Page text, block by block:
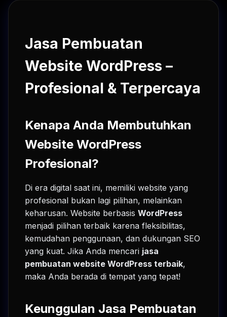
Jasa Pembuatan
Website WordPress –
Profesional & Terpercaya
Kenapa Anda Membutuhkan
Website WordPress
Profesional?
Di era digital saat ini, memiliki website yang
profesional bukan lagi pilihan, melainkan
keharusan. Website berbasis WordPress
menjadi pilihan terbaik karena fleksibilitas,
kemudahan penggunaan, dan dukungan SEO
yang kuat. Jika Anda mencari jasa
pembuatan website WordPress terbaik,
maka Anda berada di tempat yang tepat!
Keunggulan Jasa Pembuatan